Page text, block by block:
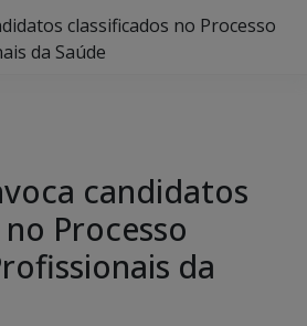
classificados no Processo
da Saúde
candidatos
Processo
da